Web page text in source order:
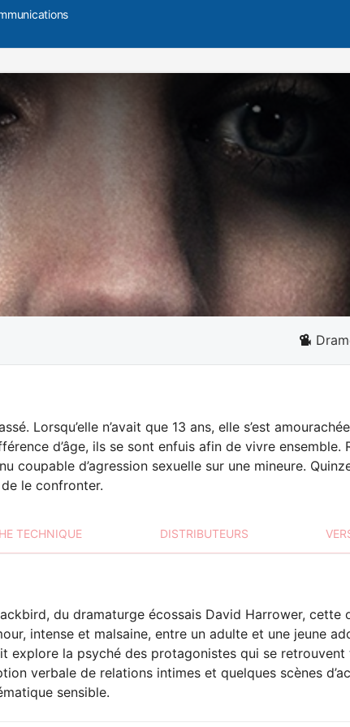
Lorsqu’elle n’avait que 13 ans, elle s’est
d’âge, ils se sont enfuis afin de vivre ensemble.
coupable d’agression sexuelle sur une mineure.
le confronter.
TECHNIQUE DISTRIBUTEURS
du dramaturge écossais David Harrower,
intense et malsaine, entre un adulte et une jeune
explore la psyché des protagonistes qui se
verbale de relations intimes et quelques scènes
sensible.